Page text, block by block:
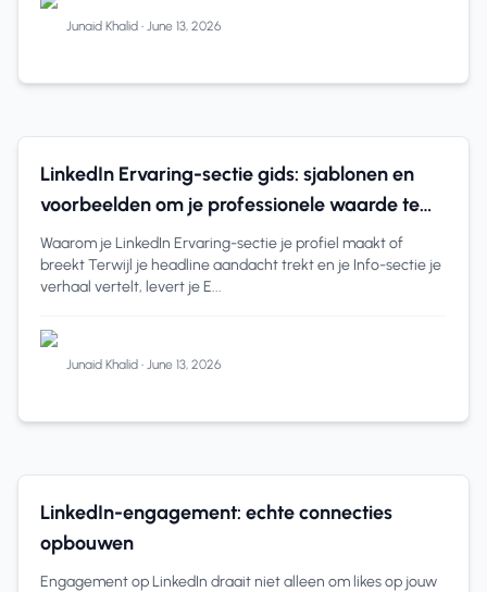
Junaid Khalid • June 13, 2026
LinkedIn Tips
LinkedIn Ervaring-sectie gids: sjablonen en
voorbeelden om je professionele waarde te
tonen
Waarom je LinkedIn Ervaring-sectie je profiel maakt of
breekt Terwijl je headline aandacht trekt en je Info-sectie je
verhaal vertelt, levert je E...
Junaid Khalid • June 13, 2026
LinkedIn Roadmap
LinkedIn-engagement: echte connecties
opbouwen
Engagement op LinkedIn draait niet alleen om likes op jouw